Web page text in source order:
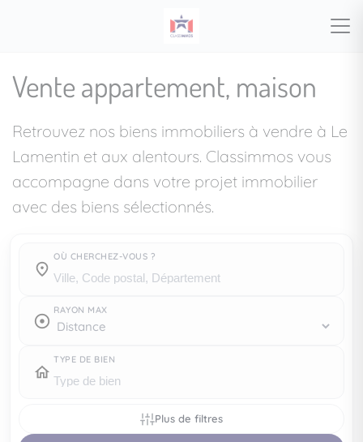
Vente appartement, maison
Retrouvez nos biens immobiliers à vendre à Le
Lamentin et aux alentours. Classimmos vous
accompagne dans votre projet immobilier
avec des biens sélectionnés.
OÙ CHERCHEZ-VOUS ?
Où cherchez-vous ?
RAYON MAX
TYPE DE BIEN
Plus de filtres